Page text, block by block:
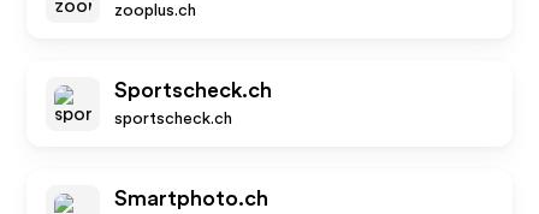
zooplus.ch
Sportscheck.ch
sportscheck.ch
Smartphoto.ch